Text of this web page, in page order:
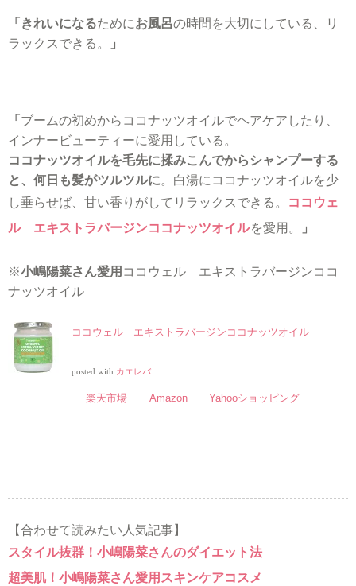
「きれいになるためにお風呂の時間を大切にしている、リ
ラックスできる。
」
「 ブームの初めからココナッツオイルでヘアケアしたり、
インナービューティーに愛用している。
ココナッツオイルを毛先に揉みこんでからシャンプーする
と、何日も髪がツルツルに。白湯にココナッツオイルを少
し垂らせば、甘い香りがしてリラックスできる。
ココウェ
ル エキストラバージンココナッツオイルを愛用。 」
※小嶋陽菜さん愛用 ココウェル エキストラバージンココ
ナッツオイル
ココウェル エキストラバージンココナッツオイル
posted with カエレバ
楽天市場 Amazon Yahooショッピング
【合わせて読みたい人気記事】
スタイル抜群！小嶋陽菜さんのダイエット法
超美肌！小嶋陽菜さん愛用スキンケアコスメ